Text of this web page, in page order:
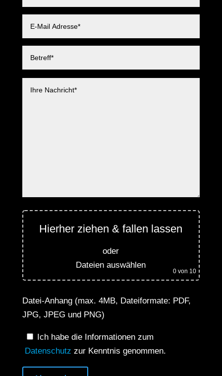
Hierher ziehen & fallen lassen
oder
Dateien auswählen
0 von 10
Datei-Anhang (max. 4MB, Dateiformate: PDF,
JPG, JPEG und PNG)
Ich habe die Informationen zum
Datenschutz zur Kenntnis genommen.